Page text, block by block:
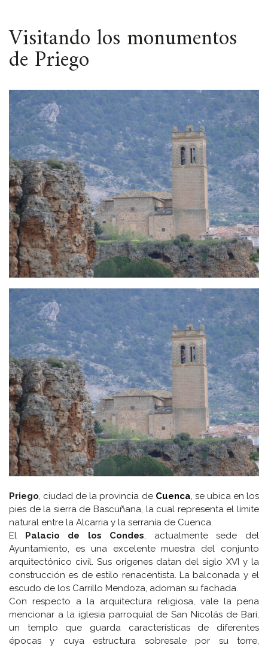
ESPACIO
Visitando los monumentos
de Priego
Priego, ciudad de la provincia de Cuenca, se ubica en los
pies de la sierra de Bascuñana, la cual representa el límite
natural entre la Alcarria y la serranía de Cuenca.
El Palacio de los Condes, actualmente sede del
Ayuntamiento, es una excelente muestra del conjunto
arquitectónico civil. Sus orígenes datan del siglo XVI y la
construcción es de estilo renacentista. La balconada y el
escudo de los Carrillo Mendoza, adornan su fachada.
Con respecto a la arquitectura religiosa, vale la pena
mencionar a la iglesia parroquial de San Nicolás de Bari,
un templo que guarda características de diferentes
épocas y cuya estructura sobresale por su torre,